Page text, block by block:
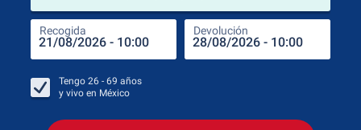
Recogida Devolución
Tengo 26 - 69 años
y vivo en México